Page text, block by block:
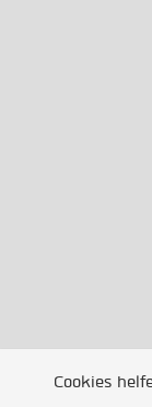
Cookies